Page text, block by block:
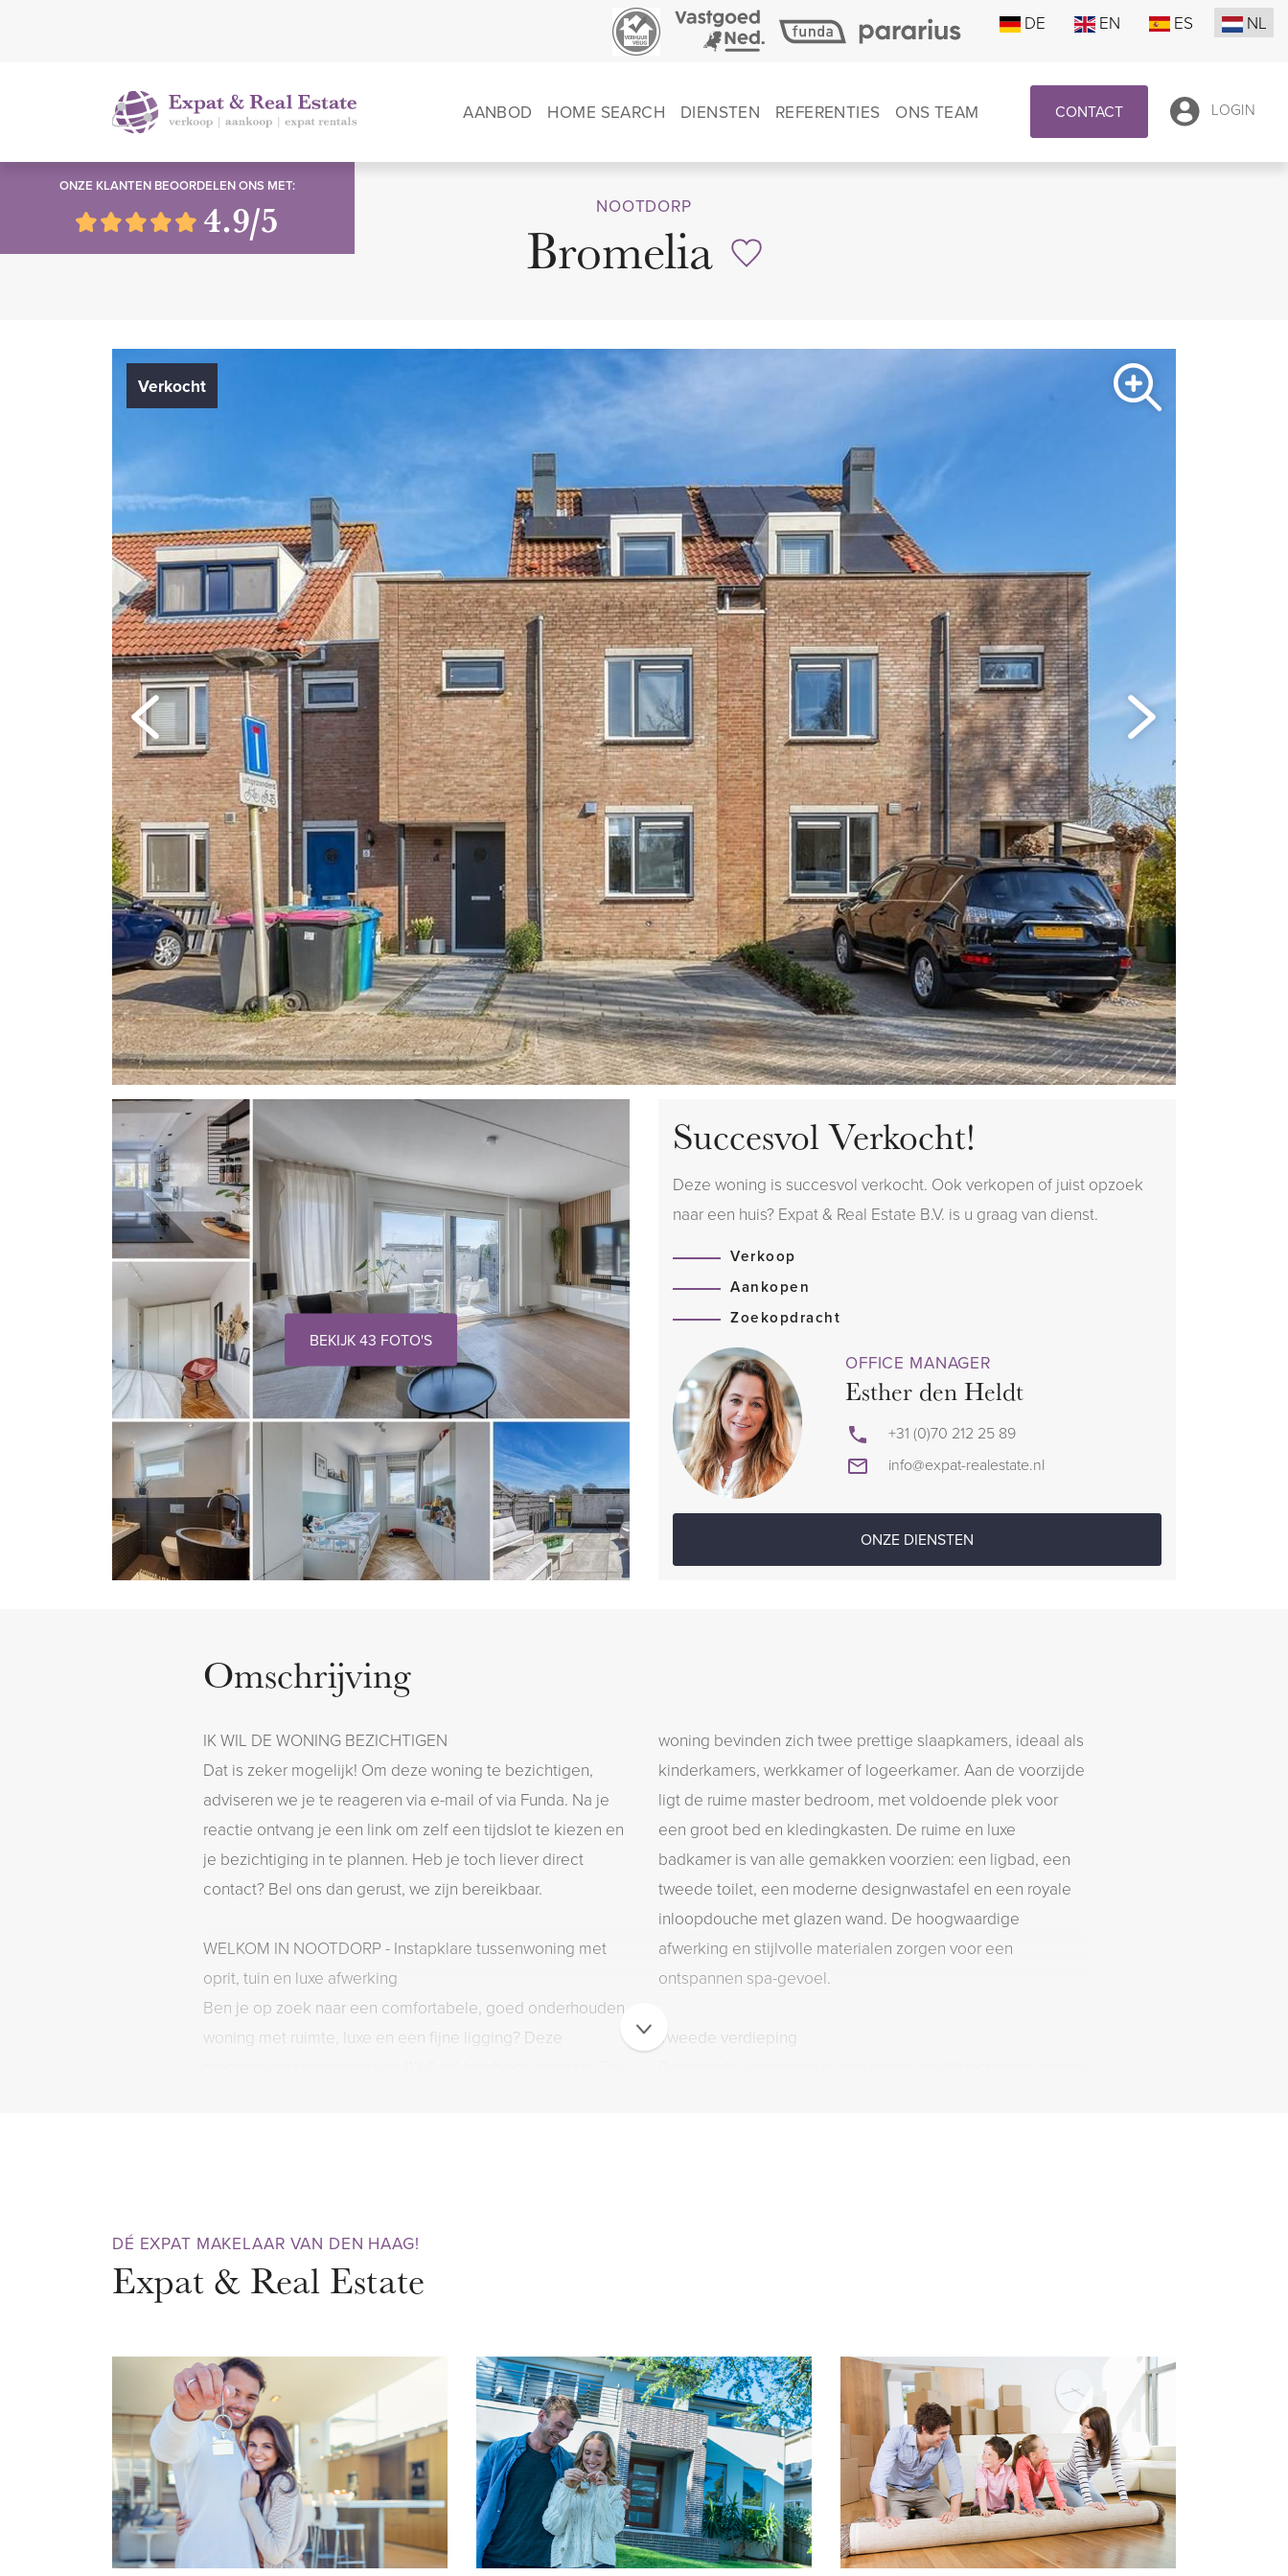
DE EN ES NL
AANBOD HOME SEARCH DIENSTEN REFERENTIES ONS TEAM CONTACT LOGIN
NOOTDORP
Bromelia
Verkocht
BEKIJK 43 FOTO'S
Succesvol Verkocht!
Deze woning is succesvol verkocht. Ook verkopen of juist opzoek
naar een huis? Expat & Real Estate B.V. is u graag van dienst.
Verkoop
Aankopen
Zoekopdracht
OFFICE MANAGER
Esther den Heldt
+31 (0)70 212 25 89
info@expat-realestate.nl
ONZE DIENSTEN
Omschrijving
IK WIL DE WONING BEZICHTIGEN
Dat is zeker mogelijk! Om deze woning te bezichtigen,
adviseren we je te reageren via e-mail of via Funda. Na je
reactie ontvang je een link om zelf een tijdslot te kiezen en
je bezichtiging in te plannen. Heb je toch liever direct
contact? Bel ons dan gerust, we zijn bereikbaar.
WELKOM IN NOOTDORP - Instapklare tussenwoning met
oprit, tuin en luxe afwerking
Ben je op zoek naar een comfortabele, goed onderhouden
woning met ruimte, luxe en een fijne ligging? Deze
luxe badkamer is een oase van rust, voorzien van
hoogwaardige afwerking en moderne voorzieningen. Met
het creëren van een hobbyruimte. Bovendien is deze
woning energiezuinig en duurzaam, uitgerust met 11
zonnepanelen en voorzien van energielabel A, goed voor
het milieu én je energierekening. Wacht niet langer en grijp
nu de kans om deze mooie woning te bekijken!
WIJK – NOOTDORP
Gelegen in de zeer populaire wijk “Achter het Raadhuis”, in
woning bevinden zich twee prettige slaapkamers, ideaal als
kinderkamers, werkkamer of logeerkamer. Aan de voorzijde
ligt de ruime master bedroom, met voldoende plek voor
een groot bed en kledingkasten. De ruime en luxe
badkamer is van alle gemakken voorzien: een ligbad, een
tweede toilet, een moderne designwastafel en een royale
inloopdouche met glazen wand. De hoogwaardige
afwerking en stijlvolle materialen zorgen voor een
ontspannen spa-gevoel.
Tweede verdieping
Boven deze verdieping zit nog een vliering die met een
hoogte van 1.72 meter voldoende extra opbergruimte biedt.
Tuin
De achtertuin is in het najaar van 2021 volledig
gerenoveerd. Hierbij zijn stijlvolle lichtgrijze keramische
tegels gelegd en is een onderhoudsvriendelijke
composieten schutting geplaatst. Daarnaast zijn elektra en
DÉ EXPAT MAKELAAR VAN DEN HAAG!
Expat & Real Estate
ONZE KLANTEN BEOORDELEN ONS MET:
4.9/5